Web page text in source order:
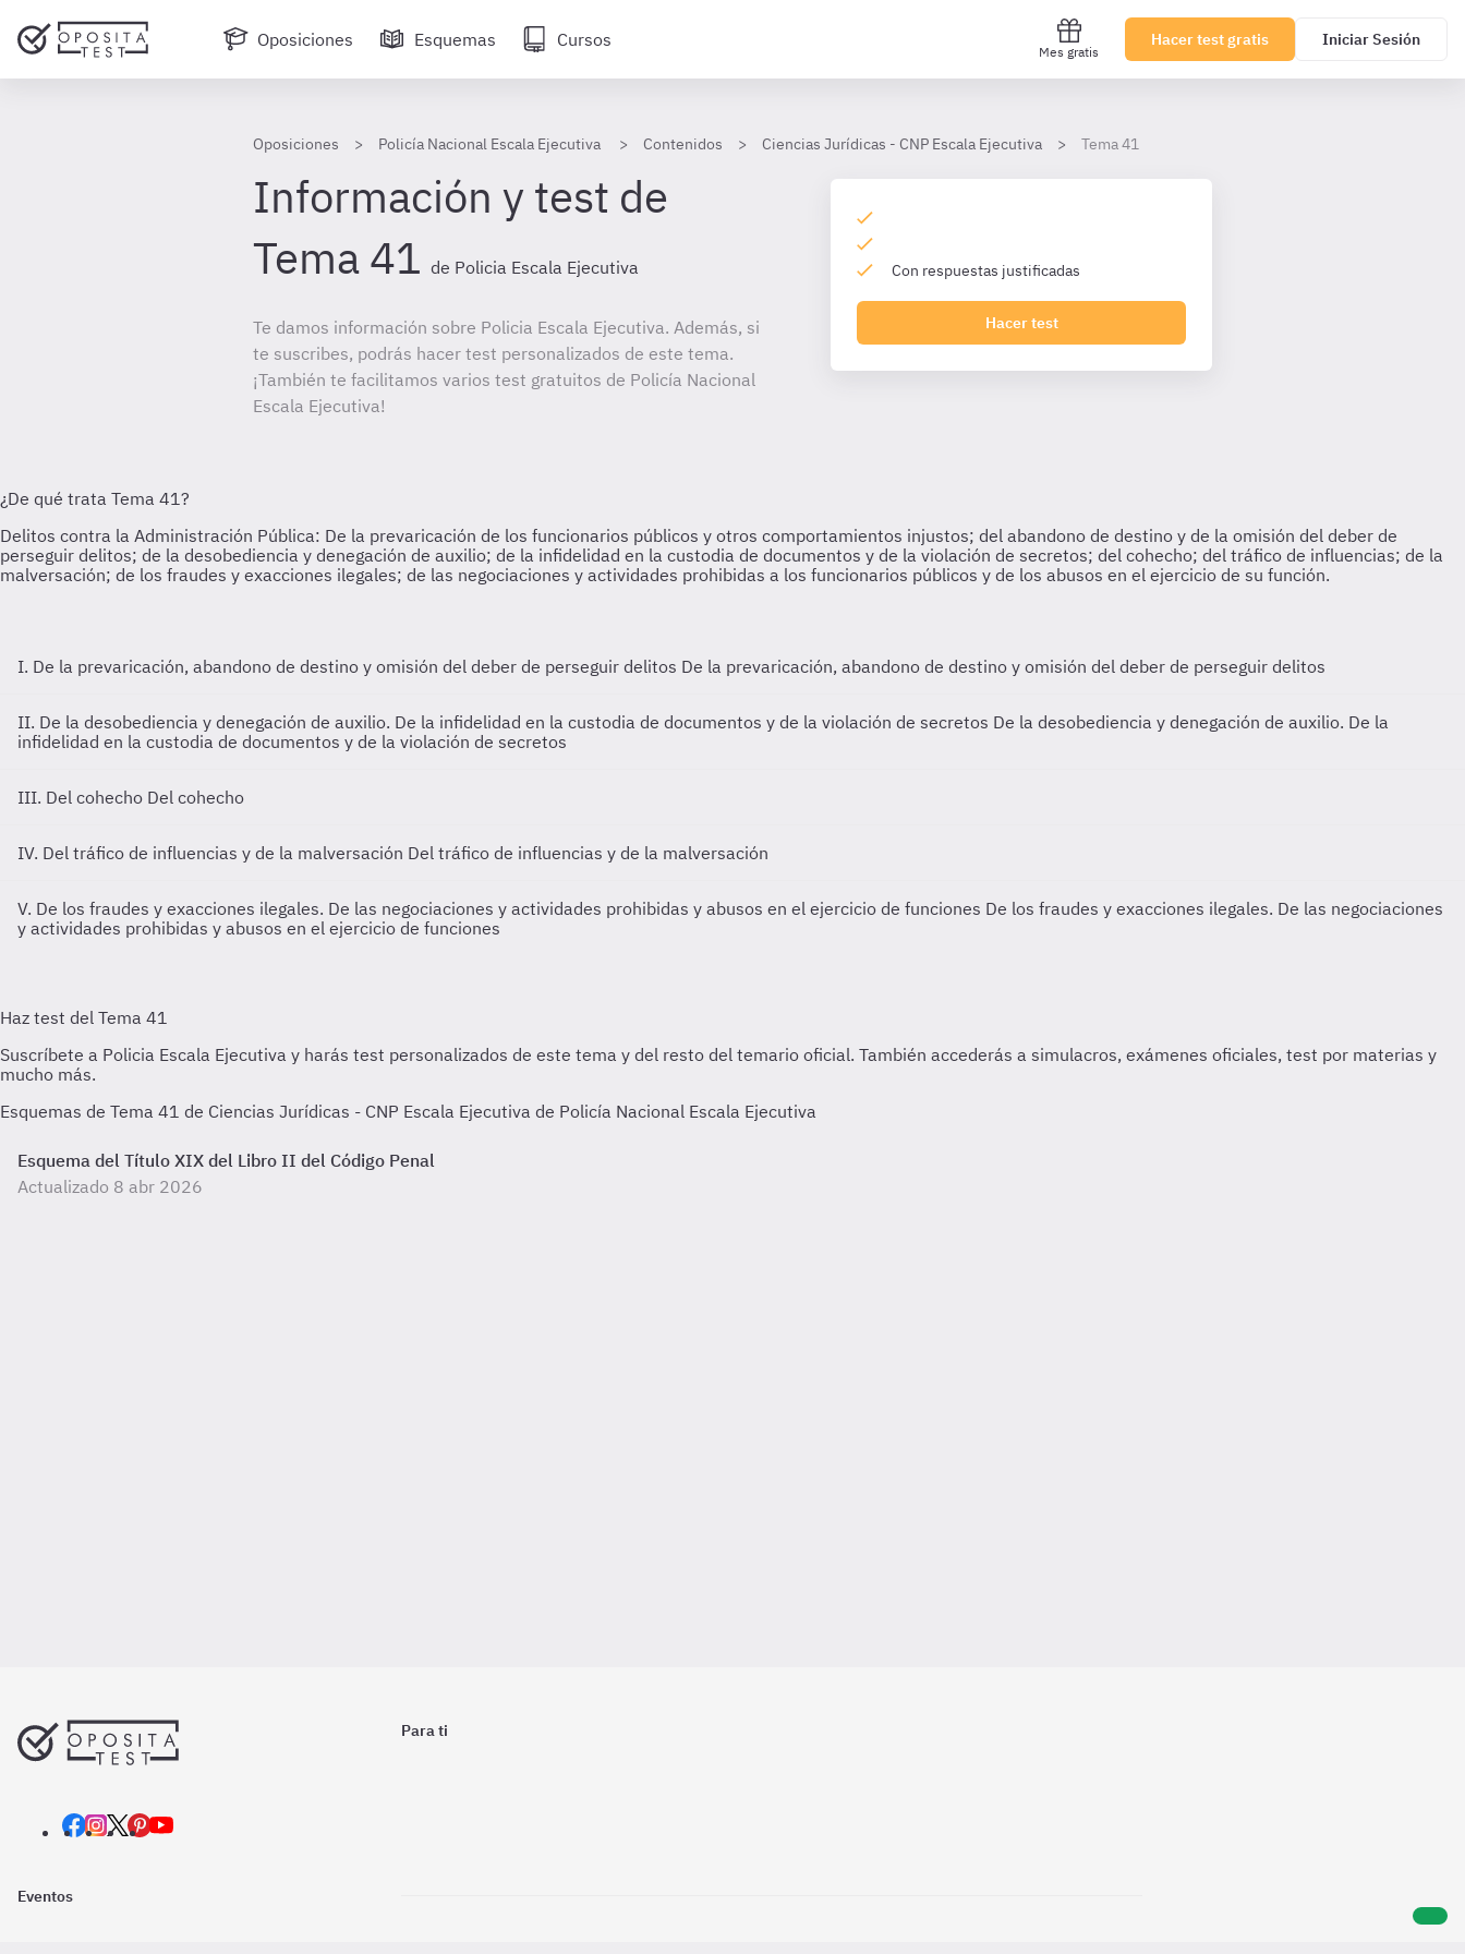
Oposiciones Esquemas Cursos
Mes gratis
Hacer test gratis Iniciar Sesión
Oposiciones Policía Nacional Escala Ejecutiva Contenidos Ciencias Jurídicas - CNP Escala Ejecutiva Tema 41
Información y test de
Tema 41 de Policia Escala Ejecutiva
Te damos información sobre Policia Escala Ejecutiva. Además, si
te suscribes, podrás hacer test personalizados de este tema.
¡También te facilitamos varios test gratuitos de Policía Nacional
Escala Ejecutiva!
Con respuestas justificadas
Hacer test
I. De la prevaricación, abandono de destino y omisión del deber de perseguir delitos De la prevaricación, abandono de destino y omisión del deber de perseguir delitos
II. De la desobediencia y denegación de auxilio. De la infidelidad en la custodia de documentos y de la violación de secretos De la desobediencia y denegación de auxilio. De la
infidelidad en la custodia de documentos y de la violación de secretos
III. Del cohecho Del cohecho
IV. Del tráfico de influencias y de la malversación Del tráfico de influencias y de la malversación
V. De los fraudes y exacciones ilegales. De las negociaciones y actividades prohibidas y abusos en el ejercicio de funciones De los fraudes y exacciones ilegales. De las negociaciones
y actividades prohibidas y abusos en el ejercicio de funciones
Esquemas de Tema 41 de Ciencias Jurídicas - CNP Escala Ejecutiva de Policía Nacional Escala Ejecutiva
Esquema del Título XIX del Libro II del Código Penal
Actualizado 8 abr 2026
Para ti
Eventos